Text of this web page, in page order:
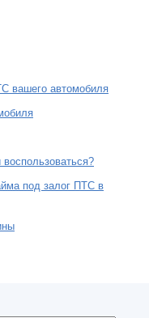
вашего автомобиля
под залог ПТС в